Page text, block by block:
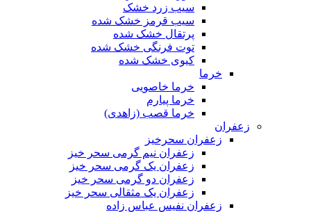
سیب زرد خشک
سیب قرمز خشک شده
پرتقال خشک شده
توت فرنگی خشک شده
کیوی خشک شده
خرما
خرما خاصویی
خرما پیارم
خرما قصب (زاهدی)
زعفران
زعفران سحرخیز
زعفران نیم گرمی سحر خیز
زعفران یک گرمی سحر خیز
زعفران دو گرمی سحر خیز
زعفران یک مثقالی سحر خیز
زعفران نفیس عباس زاده